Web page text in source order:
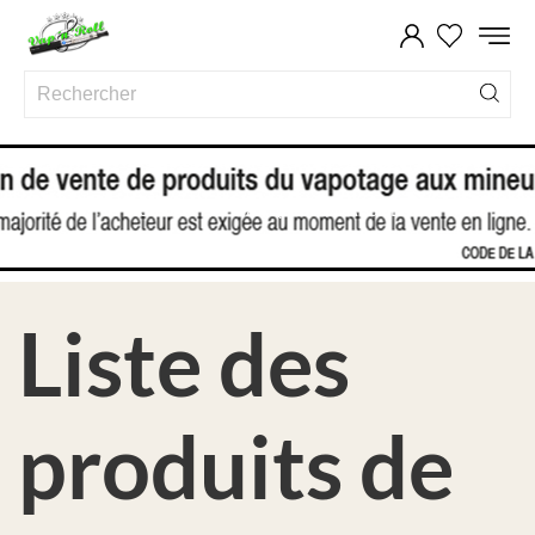
ACCUEIL MARQUES ABSOLU
Liste des
produits de